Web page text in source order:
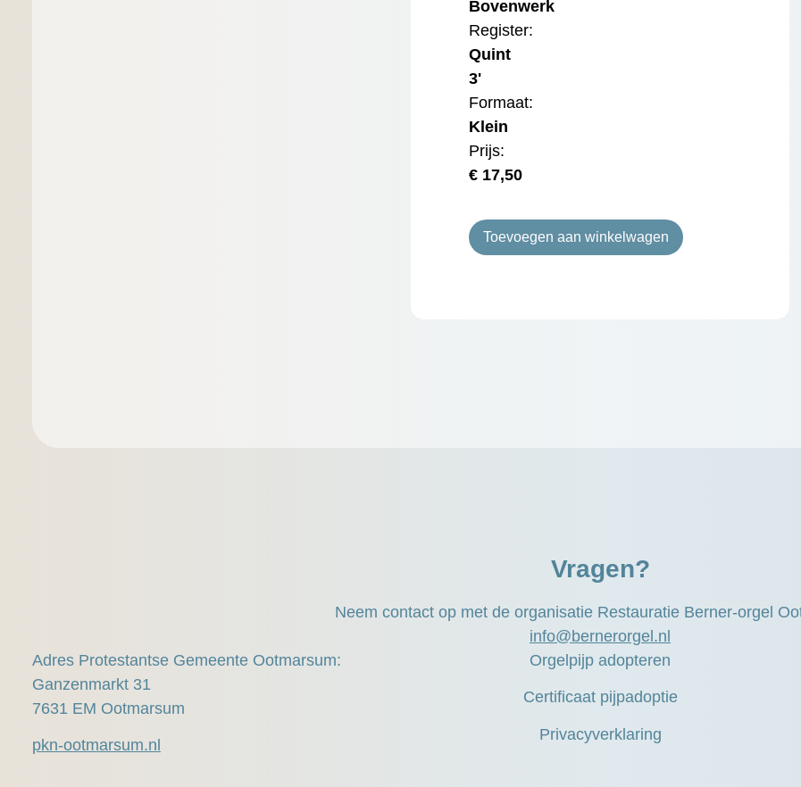
Bovenwerk
Register:
Quint
3'
Formaat:
Klein
Prijs:
€ 17,50
Toevoegen aan winkelwagen
Vragen?
Neem contact op met de organisatie Restauratie Berner-orgel
info@bernerorgel.nl
Adres Protestantse Gemeente Ootmarsum:
Ganzenmarkt 31
7631 EM Ootmarsum
pkn-ootmarsum.nl
Orgelpijp adopteren
Certificaat pijpadoptie
Privacyverklaring